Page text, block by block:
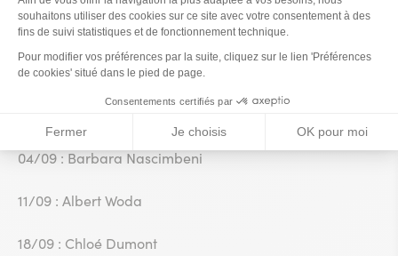
28/08 : Mathilde Maury
04/09 : Barbara Nascimbeni
11/09 : Albert Woda
18/09 : Chloé Dumont